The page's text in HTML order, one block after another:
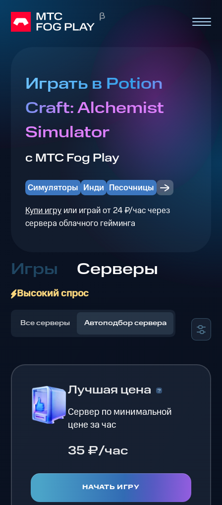
Играть в Potion
Craft: Alchemist
Simulator
с МТС Fog Play
Симуляторы Инди Песочницы
Купи игруили играй от 24 ₽/час через
сервера облачного гейминга
Игры Серверы
Высокий спрос
Все серверы Автоподбор сервера
Лучшая цена
Сервер по минимальной
цене за час
35 ₽/час
НАЧАТЬ ИГРУ